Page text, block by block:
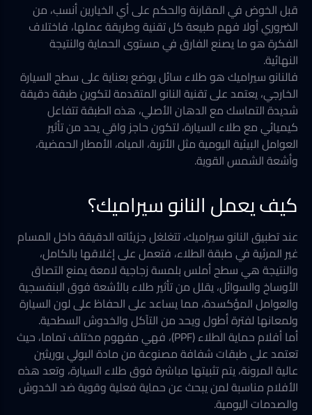
قبل الخوض في المقارنة والحكم على أي الخيارين أنسب، من
الضروري أولا فهم طبيعة كل تقنية وطريقة عملها، فاختلاف
الفكرة هو ما يصنع الفارق في مستوى الحماية والنتيجة
النهائية.
فالنانو سيراميك هو طلاء سائل يوضع بعناية على سطح السيارة
الخارجي، يعتمد على تقنية النانو المتقدمة لتكوين طبقة دقيقة
شديدة التماسك مع الدهان الأصلي، هذه الطبقة تتفاعل
كيميائي مع طلاء السيارة، لتكون حاجز واقي يحد من تأثير
العوامل البيئية اليومية مثل الأتربة، المياه، الأمطار الحمضية،
وأشعة الشمس القوية.
كيف يعمل النانو سيراميك؟
عند تطبيق النانو سيراميك، تتغلغل جزيئاته الدقيقة داخل المسام
غير المرئية في طبقة الطلاء، فتعمل على إغلاقها بالكامل،
والنتيجة هي سطح أملس بلمسة زجاجية لامعة يمنع التصاق
الأوساخ والسوائل، يقلل من تأثير طلاء بالأشعة فوق البنفسجية
والعوامل المؤكسدة، مما يساعد على الحفاظ على لون السيارة
ولمعانها لفترة أطول ويحد من التآكل والخدوش السطحية.
أما أفلام حماية الطلاء (PPF)، فهي مفهوم مختلف تماما، حيث
تعتمد على طبقات شفافة مصنوعة من مادة البولي يوريثين
عالية المرونة، يتم تثبيتها مباشرة فوق طلاء السيارة، وتعد هذه
الأفلام مناسبة لمن يبحث عن حماية فعلية وقوية ضد الخدوش
والصدمات اليومية.